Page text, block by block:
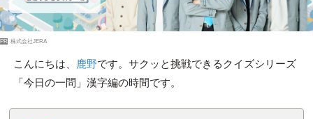
PR 株式会社JERA
こんにちは、 鹿野です。サクッと挑戦できるクイズシリーズ
「今日の一問」漢字編の時間です。